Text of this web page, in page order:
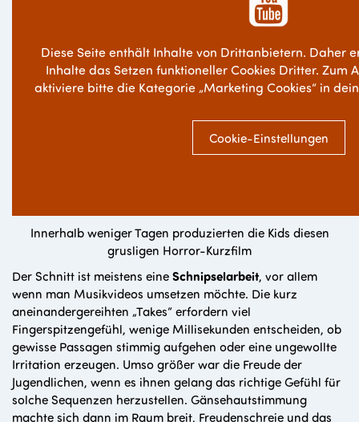
Diese Seite enthält Inhalte von Drittanbietern. Daher
Inhalte das Setzen funktioneller Cookies Dritter. Zum
aktiviere bitte die Kategorie „Marketing Cookies“ in
Cookie-Einstellungen
Innerhalb weniger Tagen produzierten die Kids diesen
grusligen Horror-Kurzfilm
Der Schnitt ist meistens eineSchnipselarbeit, vor allem
wenn man Musikvideos umsetzen möchte. Die kurz
aneinandergereihten „Takes“ erfordern viel
Fingerspitzengefühl, wenige Millisekunden entscheiden, ob
gewisse Passagen stimmig aufgehen oder eine ungewollte
Irritation erzeugen. Umso größer war die Freude der
Jugendlichen, wenn es ihnen gelang das richtige Gefühl für
solche Sequenzen herzustellen. Gänsehautstimmung
machte sich dann im Raum breit, Freudenschreie und das